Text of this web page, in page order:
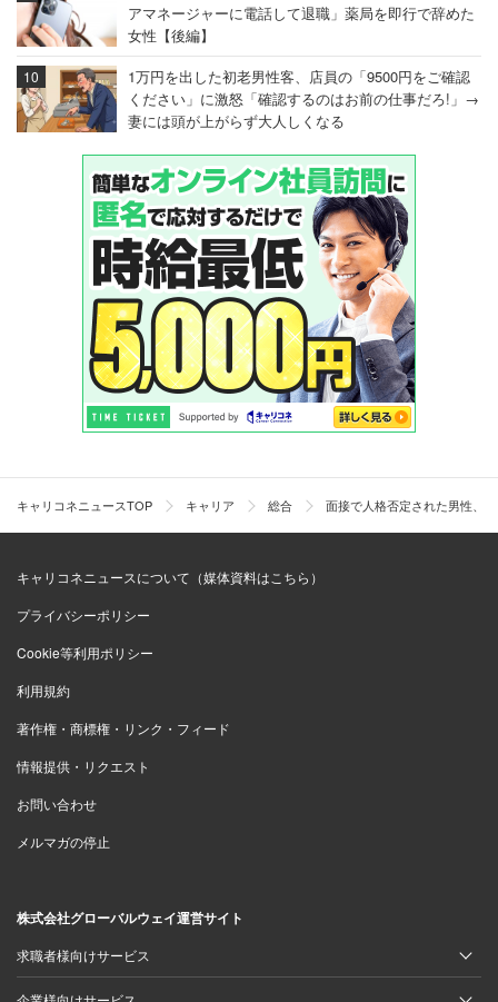
アマネージャーに電話して退職」薬局を即行で辞めた
女性【後編】
1万円を出した初老男性客、店員の「9500円をご確認
ください」に激怒「確認するのはお前の仕事だろ!」→
妻には頭が上がらず大人しくなる
キャリコネニュースTOP キャリア 総合 面接で人格否定された男性、
キャリコネニュースについて（媒体資料はこちら）
プライバシーポリシー
Cookie等利用ポリシー
利用規約
著作権・商標権・リンク・フィード
情報提供・リクエスト
お問い合わせ
メルマガの停止
株式会社グローバルウェイ運営サイト
求職者様向けサービス